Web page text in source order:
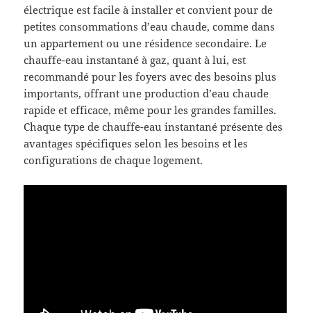
électrique est facile à installer et convient pour de
petites consommations d’eau chaude, comme dans
un appartement ou une résidence secondaire. Le
chauffe-eau instantané à gaz, quant à lui, est
recommandé pour les foyers avec des besoins plus
importants, offrant une production d’eau chaude
rapide et efficace, même pour les grandes familles.
Chaque type de chauffe-eau instantané présente des
avantages spécifiques selon les besoins et les
configurations de chaque logement.